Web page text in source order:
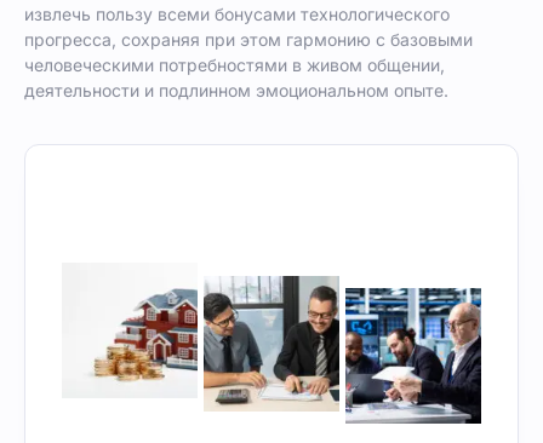
извлечь пользу всеми бонусами технологического
прогресса, сохраняя при этом гармонию с базовыми
человеческими потребностями в живом общении,
деятельности и подлинном эмоциональном опыте.
Mortgage
Loan
Consultants
in Dubai
UAE for
Hassle-
Business
Loan
Consultants
in Dubai
UAE for
Fast &